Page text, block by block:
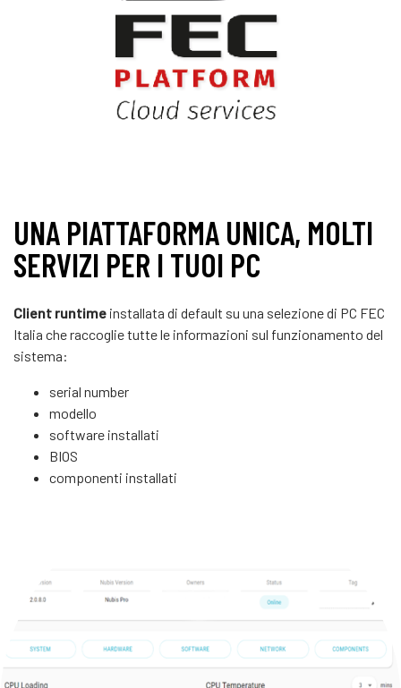
UNA PIATTAFORMA UNICA, MOLTI
SERVIZI PER I TUOI PC
Client runtime installata di default su una selezione di PC FEC
Italia che raccoglie tutte le informazioni sul funzionamento del
sistema:
serial number
modello
software installati
BIOS
componenti installati